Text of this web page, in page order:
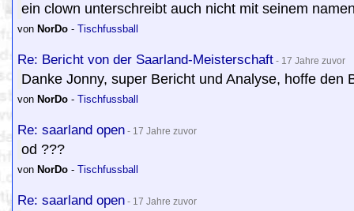
ein clown unterschreibt auch nicht mit seinem
von NorDo - Tischfussball
Re: Bericht von der Saarland-Meisterschaft - 17 Jahre zuvor
Danke Jonny, super Bericht und Analyse, hoffe
von NorDo - Tischfussball
Re: saarland open - 17 Jahre zuvor
od ???
von NorDo - Tischfussball
Re: saarland open - 17 Jahre zuvor